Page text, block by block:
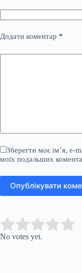
Додати коментар *
Зберегти моє ім’я, e-
моїх подальших
Опублікувати
Rate this item:
No votes yet.